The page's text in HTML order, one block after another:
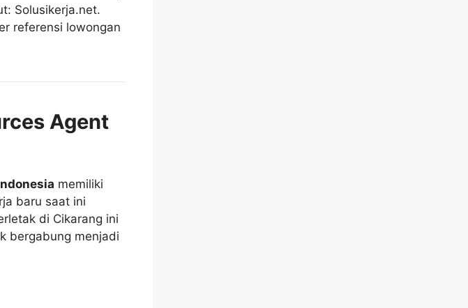
Solusikerja.net.
referensi lowongan
Agent
memiliki
baru saat ini
di Cikarang ini
bergabung menjadi